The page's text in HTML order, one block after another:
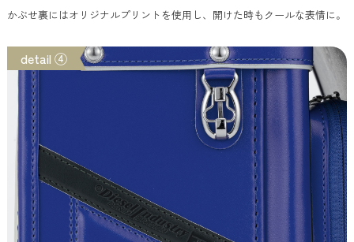
かぶせ裏にはオリジナルプリントを使用し、開けた時もクールな表情に。
detail ④